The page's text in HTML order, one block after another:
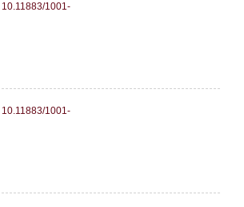
10.11883/1001-
10.11883/1001-